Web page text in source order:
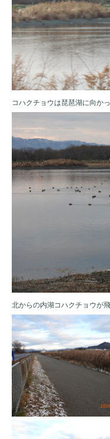
コハクチョウは琵琶湖に向か
北からの内湖コハクチョウが